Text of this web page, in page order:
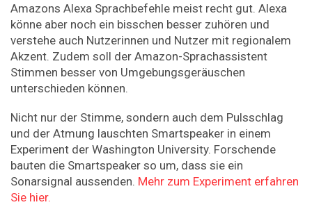
Amazons Alexa Sprachbefehle meist recht gut. Alexa
könne aber noch ein bisschen besser zuhören und
verstehe auch Nutzerinnen und Nutzer mit regionalem
Akzent. Zudem soll der Amazon-Sprachassistent
Stimmen besser von Umgebungsgeräuschen
unterschieden können.
Nicht nur der Stimme, sondern auch dem Pulsschlag
und der Atmung lauschten Smartspeaker in einem
Experiment der Washington University. Forschende
bauten die Smartspeaker so um, dass sie ein
Sonarsignal aussenden. Mehr zum Experiment erfahren
Sie hier.